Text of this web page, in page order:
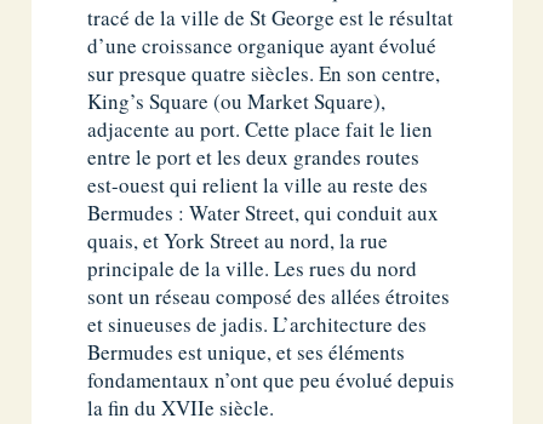
tracé de la ville de St George est le résultat
d’une croissance organique ayant évolué
sur presque quatre siècles. En son centre,
King’s Square (ou Market Square),
adjacente au port. Cette place fait le lien
entre le port et les deux grandes routes
est-ouest qui relient la ville au reste des
Bermudes : Water Street, qui conduit aux
quais, et York Street au nord, la rue
principale de la ville. Les rues du nord
sont un réseau composé des allées étroites
et sinueuses de jadis. L’architecture des
Bermudes est unique, et ses éléments
fondamentaux n’ont que peu évolué depuis
la fin du XVIIe siècle.